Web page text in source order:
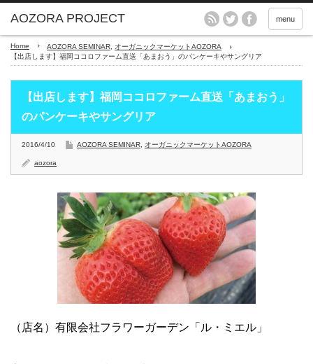
menu
Home AOZORA SEMINAR
オーガニックマーケットAOZORA
【出店します】福岡ココロファーム直送「あまおう」のパンケーキやサングリア
【出店します】福岡ココロファーム直送「あまおう」
のパンケーキやサングリア
2016/4/10 AOZORA SEMINAR オーガニックマーケットAOZORA
aozora
（店名） 有限会社フラワーガーデン「ル・ミエル」